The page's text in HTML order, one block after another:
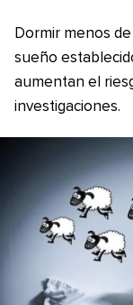
Dormir menos
sueño
aumentan el
investigaciones.